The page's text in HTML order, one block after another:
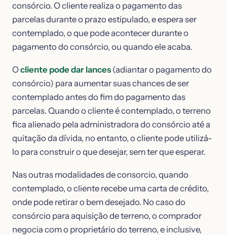
consórcio. O cliente realiza o pagamento das
parcelas durante o prazo estipulado, e espera ser
contemplado, o que pode acontecer durante o
pagamento do consórcio, ou quando ele acaba.
Ocliente pode dar lances (adiantar o pagamento do
consórcio) para aumentar suas chances de ser
contemplado antes do fim do pagamento das
parcelas. Quando o cliente é contemplado, o terreno
fica alienado pela administradora do consórcio até a
quitação da dívida, no entanto, o cliente pode utilizá-
lo para construir o que desejar, sem ter que esperar.
Nas outras modalidades de consorcio, quando
contemplado, o cliente recebe uma carta de crédito,
onde pode retirar o bem desejado. No caso do
consórcio para aquisição de terreno, o comprador
negocia com o proprietário do terreno, e inclusive,